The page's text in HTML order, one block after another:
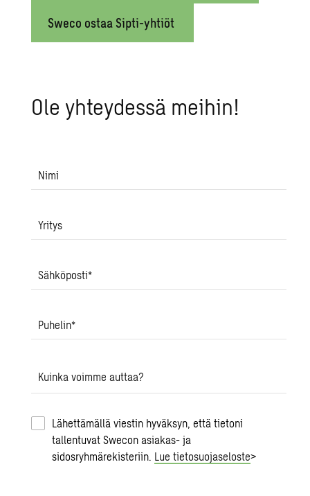
Sweco ostaa Sipti-yhtiöt
Ole yh­tey­des­sä mei­hin!
Nimi
Yritys
Sähköposti*
Puhelin*
Kuinka voimme auttaa?
Lähettämällä viestin hyväksyn, että tietoni
tallentuvat Swecon asiakas- ja
sidosryhmärekisteriin. Lue tietosuojaseloste>